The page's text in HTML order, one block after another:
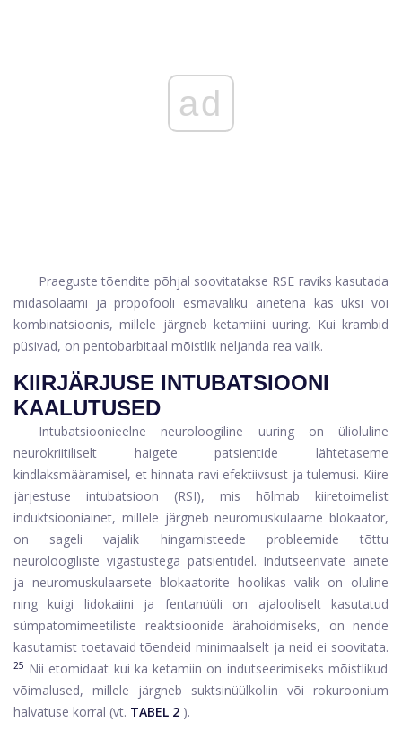
ad
Praeguste tõendite põhjal soovitatakse RSE raviks kasutada
midasolaami ja propofooli esmavaliku ainetena kas üksi või
kombinatsioonis, millele järgneb ketamiini uuring. Kui krambid
püsivad, on pentobarbitaal mõistlik neljanda rea ​​valik.
KIIRJÄRJUSE INTUBATSIOONI
KAALUTUSED
Intubatsioonieelne neuroloogiline uuring on ülioluline
neurokriitiliselt haigete patsientide lähtetaseme
kindlaksmääramisel, et hinnata ravi efektiivsust ja tulemusi. Kiire
järjestuse intubatsioon (RSI), mis hõlmab kiiretoimelist
induktsiooniainet, millele järgneb neuromuskulaarne blokaator,
on sageli vajalik hingamisteede probleemide tõttu
neuroloogiliste vigastustega patsientidel. Indutseerivate ainete
ja neuromuskulaarsete blokaatorite hoolikas valik on oluline
ning kuigi lidokaiini ja fentanüüli on ajalooliselt kasutatud
sümpatomimeetiliste reaktsioonide ärahoidmiseks, on nende
kasutamist toetavaid tõendeid minimaalselt ja neid ei soovitata.
25 Nii etomidaat kui ka ketamiin on indutseerimiseks mõistlikud
võimalused, millele järgneb suktsinüülkoliin või rokuroonium
halvatuse korral (vt. TABEL 2 ).